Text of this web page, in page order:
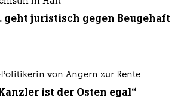
geht juristisch gegen Beugehaft
von Angern zur Rente
ist der Osten egal“